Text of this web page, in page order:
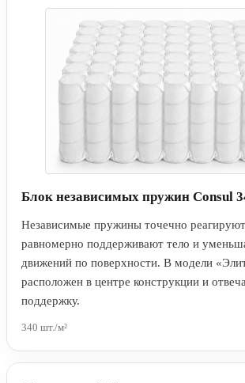
Кокосовая койра латексированная
Латексированная кокосовая койра —
материал, который добавляет жёсткость и
конструкции сохранять форму. В модели
слоя по 1 см расположены с обеих сторон
Блок независимых пружин Consul